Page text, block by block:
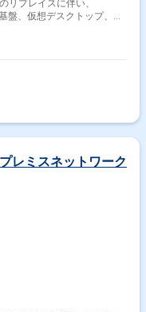
リプレイスに伴い、
盤、仮想デスクトップ、拠
務を遂行します。 【作
・インターネッ
レミスネットワーク